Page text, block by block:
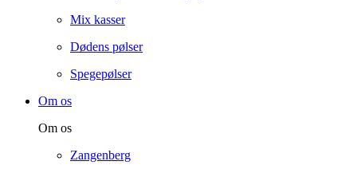
Mix kasser
Dødens pølser
Spegepølser
Om os
Om os
Zangenberg